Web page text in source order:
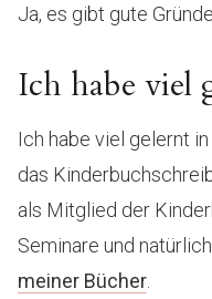
Ja, es gibt gute
Ich habe viel
Ich habe viel gelernt
das
als Mitglied der
Seminare und
meiner Bücher